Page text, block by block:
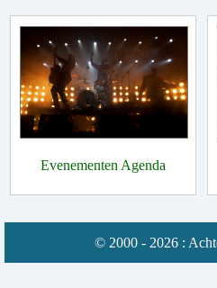
Evenementen Agenda
© 2000 - 2026 :